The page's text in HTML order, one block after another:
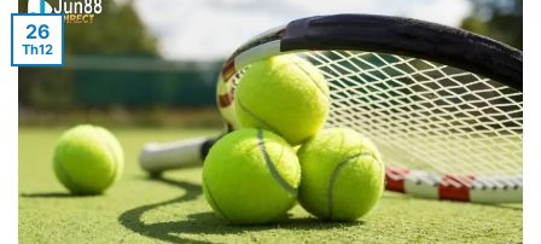
26
Th12